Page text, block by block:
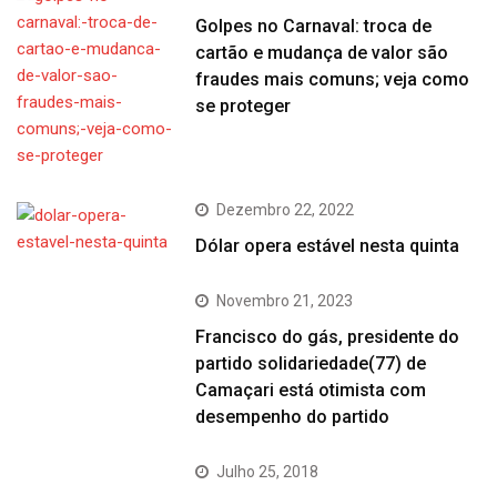
Golpes no Carnaval: troca de
cartão e mudança de valor são
fraudes mais comuns; veja como
se proteger
Dezembro 22, 2022
Dólar opera estável nesta quinta
Novembro 21, 2023
Francisco do gás, presidente do
partido solidariedade(77) de
Camaçari está otimista com
desempenho do partido
Julho 25, 2018